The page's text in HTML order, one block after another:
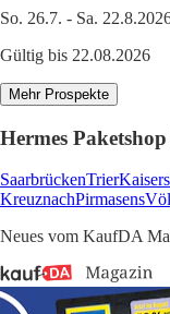
So. 26.7. - Sa.
Gültig bis 22.08.2026
Mehr Prospekte
Hermes
SaarbrückenTrier
KreuznachPirmasens
Neues vom KaufDA